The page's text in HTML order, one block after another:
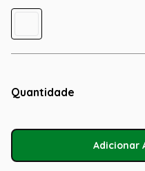
Quantidade
Adicionar